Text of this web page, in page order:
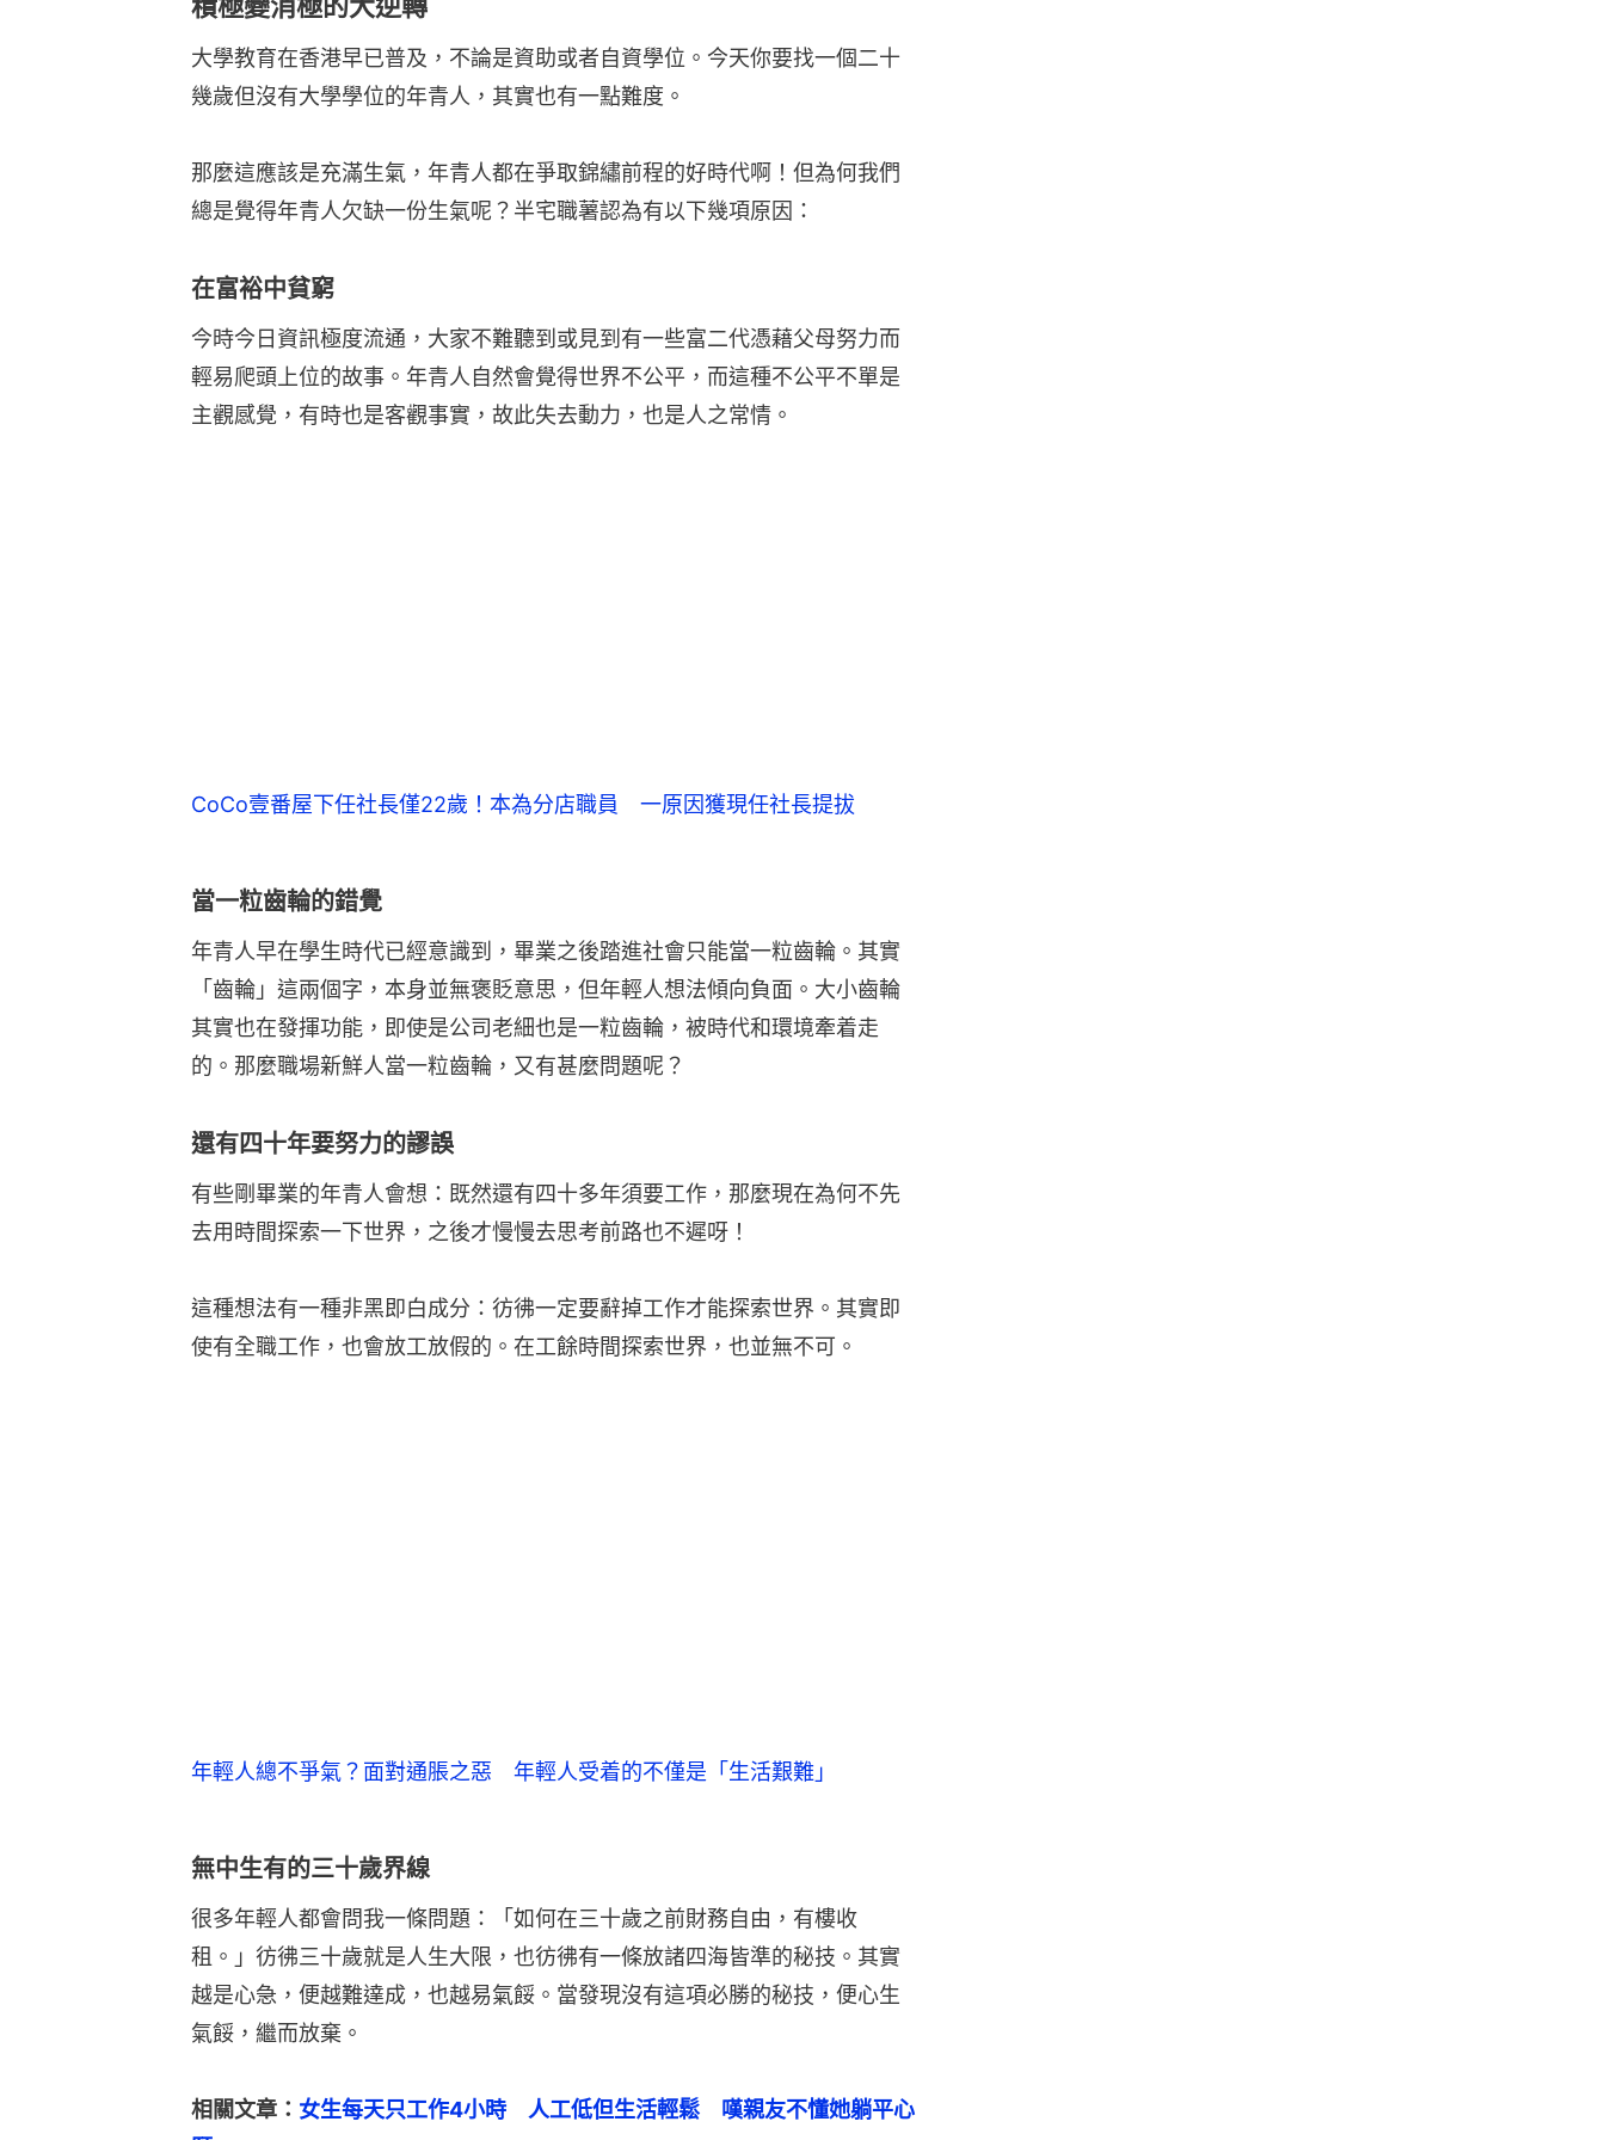
大學教育在香港早已普及，不論是資助或者自資學位。今天你要找一個二十
幾歲但沒有大學學位的年青人，其實也有一點難度。
那麼這應該是充滿生氣，年青人都在爭取錦繡前程的好時代啊！但為何我們
總是覺得年青人欠缺一份生氣呢？半宅職薯認為有以下幾項原因：
在富裕中貧窮
今時今日資訊極度流通，大家不難聽到或見到有一些富二代憑藉父母努力而
輕易爬頭上位的故事。年青人自然會覺得世界不公平，而這種不公平不單是
主觀感覺，有時也是客觀事實，故此失去動力，也是人之常情。
CoCo壹番屋下任社長僅22歲！本為分店職員 一原因獲現任社長提拔
當一粒齒輪的錯覺
年青人早在學生時代已經意識到，畢業之後踏進社會只能當一粒齒輪。其實
「齒輪」這兩個字，本身並無褒貶意思，但年輕人想法傾向負面。大小齒輪
其實也在發揮功能，即使是公司老細也是一粒齒輪，被時代和環境牽着走
的。那麼職場新鮮人當一粒齒輪，又有甚麼問題呢？
還有四十年要努力的謬誤
有些剛畢業的年青人會想：既然還有四十多年須要工作，那麼現在為何不先
去用時間探索一下世界，之後才慢慢去思考前路也不遲呀！
這種想法有一種非黑即白成分：彷彿一定要辭掉工作才能探索世界。其實即
使有全職工作，也會放工放假的。在工餘時間探索世界，也並無不可。
年輕人總不爭氣？面對通脹之惡 年輕人受着的不僅是「生活艱難」
無中生有的三十歲界線
很多年輕人都會問我一條問題：「如何在三十歲之前財務自由，有樓收
租。」彷彿三十歲就是人生大限，也彷彿有一條放諸四海皆準的秘技。其實
越是心急，便越難達成，也越易氣餒。當發現沒有這項必勝的秘技，便心生
氣餒，繼而放棄。
相關文章： 女生每天只工作4小時　人工低但生活輕鬆　嘆親友不懂她躺平心